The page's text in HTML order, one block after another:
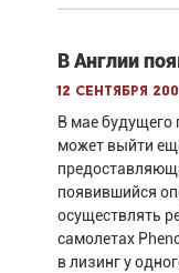
В Англии
12 сентября
В мае будущего
может выйти
появившийся
осуществлять
самолетах
в лизинг у